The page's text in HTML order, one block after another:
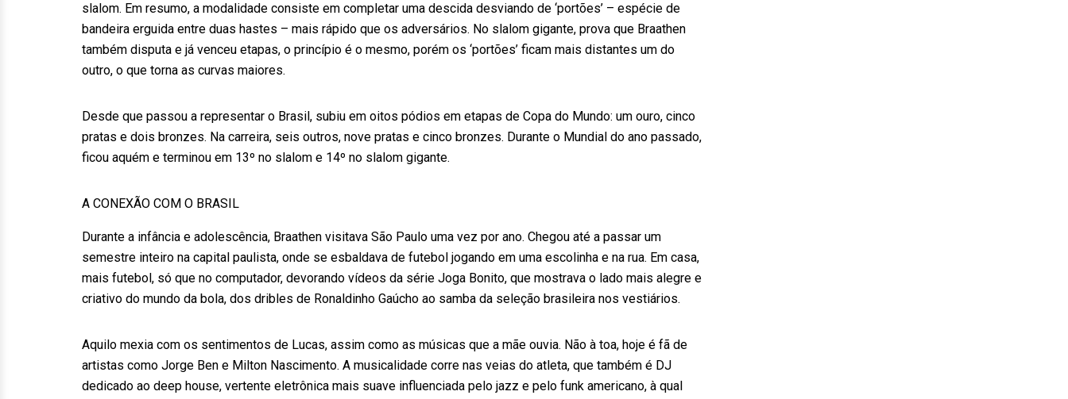
slalom. Em resumo, a modalidade consiste em completar uma descida desviando de ‘portões’ – espécie de
bandeira erguida entre duas hastes – mais rápido que os adversários. No slalom gigante, prova que Braathen
também disputa e já venceu etapas, o princípio é o mesmo, porém os ‘portões’ ficam mais distantes um do
outro, o que torna as curvas maiores.
Desde que passou a representar o Brasil, subiu em oitos pódios em etapas de Copa do Mundo: um ouro, cinco
pratas e dois bronzes. Na carreira, seis outros, nove pratas e cinco bronzes. Durante o Mundial do ano passado,
ficou aquém e terminou em 13º no slalom e 14º no slalom gigante.
A CONEXÃO COM O BRASIL
Durante a infância e adolescência, Braathen visitava São Paulo uma vez por ano. Chegou até a passar um
semestre inteiro na capital paulista, onde se esbaldava de futebol jogando em uma escolinha e na rua. Em casa,
mais futebol, só que no computador, devorando vídeos da série Joga Bonito, que mostrava o lado mais alegre e
criativo do mundo da bola, dos dribles de Ronaldinho Gaúcho ao samba da seleção brasileira nos vestiários.
Aquilo mexia com os sentimentos de Lucas, assim como as músicas que a mãe ouvia. Não à toa, hoje é fã de
artistas como Jorge Ben e Milton Nascimento. A musicalidade corre nas veias do atleta, que também é DJ
dedicado ao deep house, vertente eletrônica mais suave influenciada pelo jazz e pelo funk americano, à qual